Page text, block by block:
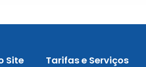
Site Tarifas e Serviços